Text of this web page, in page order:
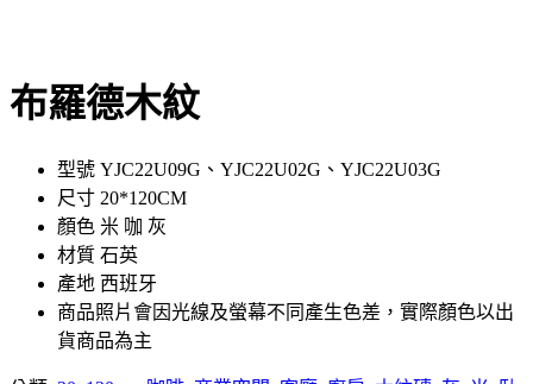
布羅德木紋
型號 YJC22U09G、YJC22U02G、YJC22U03G
尺寸 20*120CM
顏色 米 咖 灰
材質 石英
產地 西班牙
商品照片會因光線及螢幕不同產生色差，實際顏色以出
貨商品為主